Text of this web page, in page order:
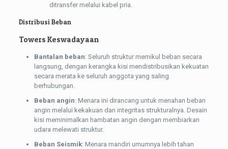
ditransfer melalui kabel pria.
Distribusi Beban
Towers Keswadayaan
Bantalan beban: Seluruh struktur memikul beban secara
langsung, dengan kerangka kisi mendistribusikan kekuatan
secara merata ke seluruh anggota yang saling
berhubungan.
Beban angin: Menara ini dirancang untuk menahan beban
angin melalui kekakuan dan integritas strukturalnya. Desain
kisi meminimalkan hambatan angin dengan membiarkan
udara melewati struktur.
Beban Seismik: Menara mandiri umumnya lebih tahan